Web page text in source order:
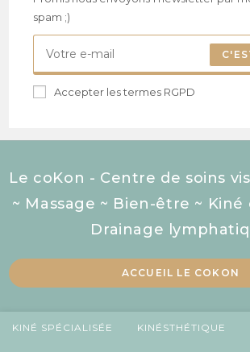
spam ;)
Accepter les termes RGPD
Le coKon - Centre de soins
~ Massage ~ Bien-être ~
Drainage
ACCUEIL LE COKON
KINÉ SPÉCIALISÉE KINÉSTHÉTIQUE